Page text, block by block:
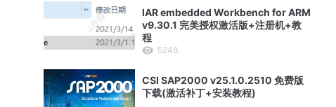
IAR embedded Workbench for ARM
v9.30.1 完美授权激活版+注册机+教
程
5248
CSI SAP2000 v25.1.0.2510 免费版
下载(激活补丁+安装教程)